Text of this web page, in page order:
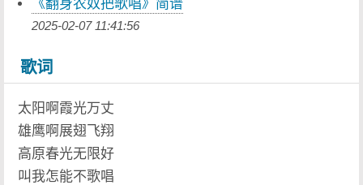
《翻身农奴把歌唱》简谱
2025-02-07 11:41:56
歌词
太阳啊霞光万丈
雄鹰啊展翅飞翔
高原春光无限好
叫我怎能不歌唱